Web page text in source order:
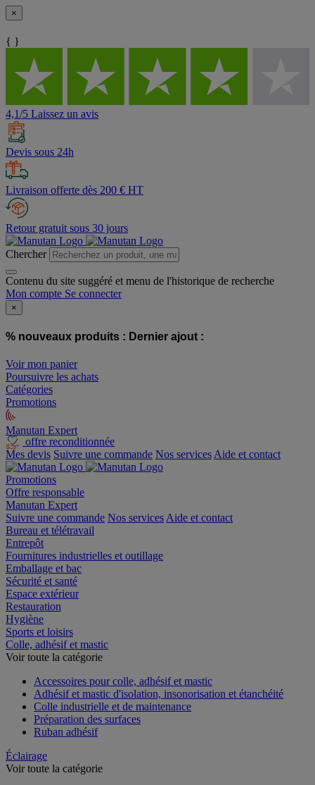
×
{ }
4,1/5 Laissez un avis
Devis sous 24h
Livraison offerte dès 200 € HT
Retour gratuit sous 30 jours
Chercher
Contenu du site suggéré et menu de l'historique de recherche
Mon compte Se connecter
×
% nouveaux produits : Dernier ajout :
Voir mon panier
Poursuivre les achats
Catégories
Promotions
Manutan Expert
offre reconditionnée
Mes devis Suivre une commande Nos services Aide et contact
Promotions
Offre responsable
Manutan Expert
Suivre une commande Nos services Aide et contact
Bureau et télétravail
Entrepôt
Fournitures industrielles et outillage
Emballage et bac
Sécurité et santé
Espace extérieur
Restauration
Hygiène
Sports et loisirs
Colle, adhésif et mastic
Voir toute la catégorie
Accessoires pour colle, adhésif et mastic
Adhésif et mastic d'isolation, insonorisation et étanchéité
Colle industrielle et de maintenance
Préparation des surfaces
Ruban adhésif
Éclairage
Voir toute la catégorie